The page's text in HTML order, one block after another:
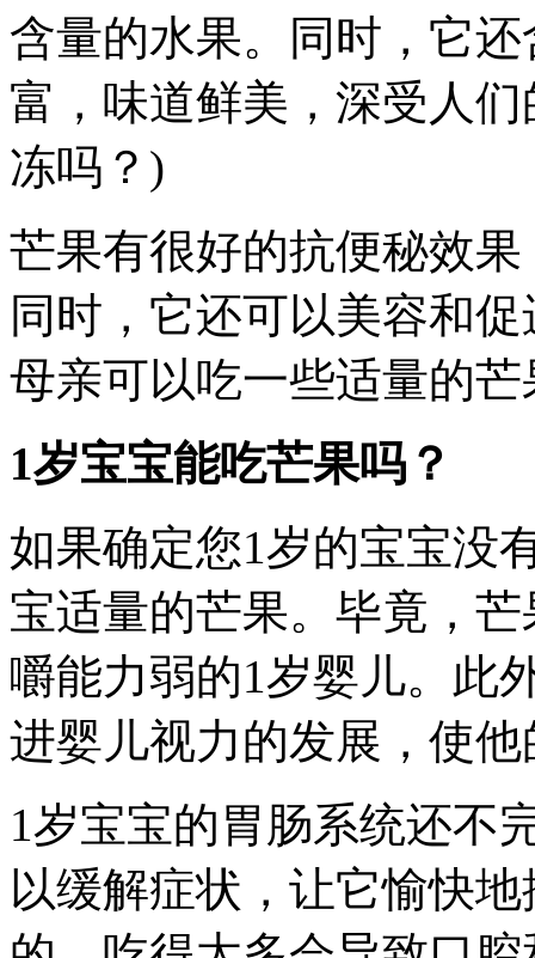
含量的水果。同时，它
富，味道鲜美，深受人
冻吗？)
芒果有很好的抗便秘效
同时，它还可以美容和
母亲可以吃一些适量的
1岁宝宝能吃芒果吗？
如果确定您1岁的宝宝没
宝适量的芒果。毕竟，
嚼能力弱的1岁婴儿。此
进婴儿视力的发展，使
1岁宝宝的胃肠系统还不
以缓解症状，让它愉快